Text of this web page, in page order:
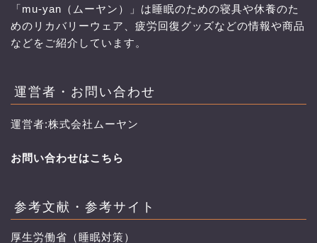
「mu-yan（ムーヤン）」は睡眠のための寝具や休養のた
めのリカバリーウェア、疲労回復グッズなどの情報や商品
などをご紹介しています。
運営者・お問い合わせ
運営者:株式会社ムーヤン
お問い合わせはこちら
参考文献・参考サイト
厚生労働省（睡眠対策）